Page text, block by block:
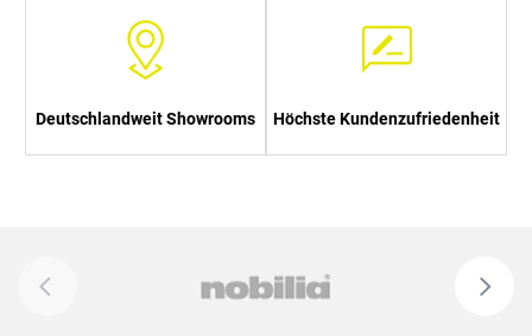
Deutschlandweit Showrooms Höchste Kundenzufriedenheit